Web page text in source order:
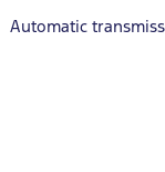
Automatic